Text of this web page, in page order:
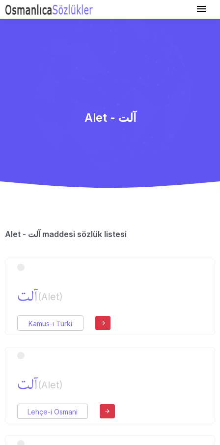
Alet - آلت
Alet - آلت maddesi sözlük listesi
آلت(Alet)
Kamus-ı Türki
آلت(Alet)
Lehçe-i Osmani